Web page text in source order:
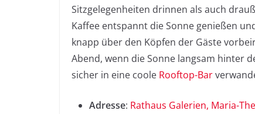
Sitzgelegenheiten drinnen als auch
Kaffee entspannt die Sonne genießen
knapp über den Köpfen der Gäste
Abend, wenn die Sonne langsam hinter
sicher in eine coole Rooftop-Bar
Adresse: Rathaus Galerien, Maria-